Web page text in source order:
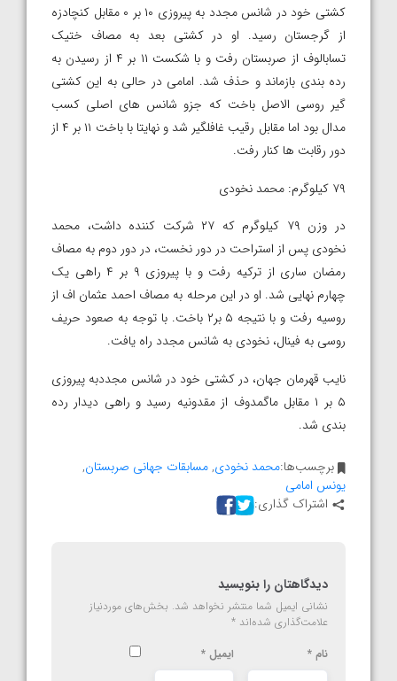
کشتی خود در شانس مجدد به پیروزی ۱۰ بر ۰ مقابل کنچادزه
از گرجستان رسید. او در کشتی بعد به مصاف ختیک
تسابالوف از صربستان رفت و با شکست ۱۱ بر ۴ از رسیدن به
رده بندی بازماند و حذف شد. امامی در حالی به این کشتی
گیر روسی الاصل باخت که جزو شانس های اصلی کسب
مدال بود اما مقابل رقیب غافلگیر شد و نهایتا با باخت ۱۱ بر ۴ از
دور رقابت ها کنار رفت.
۷۹ کیلوگرم: محمد نخودی
در وزن ۷۹ کیلوگرم که ۲۷ شرکت کننده داشت، محمد
نخودی پس از استراحت در دور نخست، در دور دوم به مصاف
رمضان ساری از ترکیه رفت و با پیروزی ۹ بر ۴ راهی یک
چهارم نهایی شد. او در این مرحله به مصاف احمد عثمان اف از
روسیه رفت و با نتیجه ۵ بر۲ باخت. با توجه به صعود حریف
روسی به فینال، نخودی به شانس مجدد راه یافت.
نایب قهرمان جهان، در کشتی خود در شانس مجددبه پیروزی
۵ بر ۱ مقابل ماگمدوف از مقدونیه رسید و راهی دیدار رده
بندی شد.
برچسب‌ها:محمد نخودی,مسابقات جهانی صربستان,
یونس امامی
اشتراک گذاری:
دیدگاهتان را بنویسید
نشانی ایمیل شما منتشر نخواهد شد. بخش‌های موردنیاز
علامت‌گذاری شده‌اند *
نام * ایمیل *